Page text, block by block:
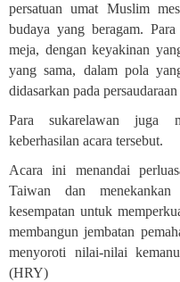
persatuan umat Muslim
budaya yang beragam.
meja, dengan keyakinan
yang sama, dalam pola
didasarkan pada
Para sukarelawan juga
keberhasilan acara tersebut.
Acara ini menandai
Taiwan dan menekankan
kesempatan untuk
membangun jembatan
menyoroti nilai-nilai
(HRY)